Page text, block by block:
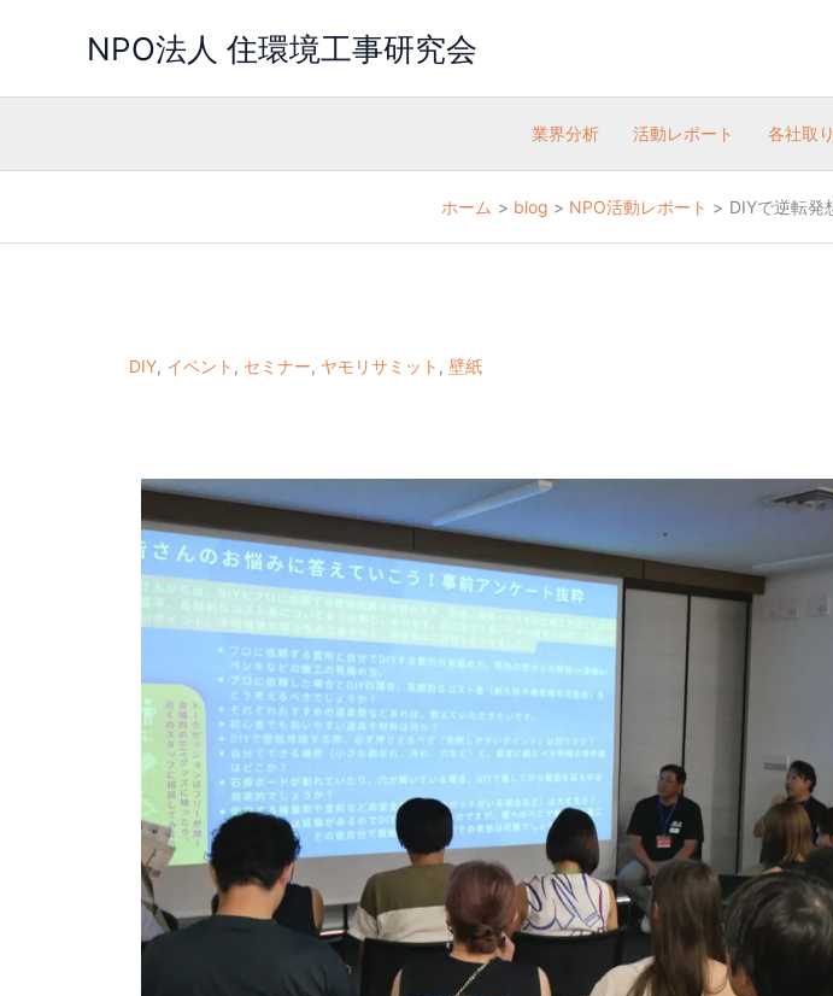
NPO法人 住環境工事研究会
業界分析 活動レポート 各社取
ホーム blog NPO活動レポート ​DIYで逆転発
DIY, イベント , セミナー, ヤモリサミット , 壁紙